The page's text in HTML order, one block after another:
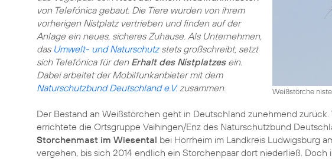
Weißstörche
von Telefónica gebaut. Die Tiere wurden von ihrem
vorherigen Nistplatz vertrieben und finden auf der
Anlage ein neues, sicheres Zuhause. Als Unternehmen,
das Umwelt- und Naturschutzstets großschreibt, setzt
sich Telefónica für den Erhalt des Nistplatzesein.
Dabei arbeitet der Mobilfunkanbieter mit dem
Naturschutzbund Deutschland e.V.zusammen.
Der Bestand an Weißstörchen geht in Deutschland zunehmend
errichtete die Ortsgruppe Vaihingen/Enz des Naturschutzbund
Storchenmast im Wiesental bei Horrheim im Landkreis Ludwigsburg
vergehen, bis sich 2014 endlich ein Storchenpaar dort niederließ. Doch